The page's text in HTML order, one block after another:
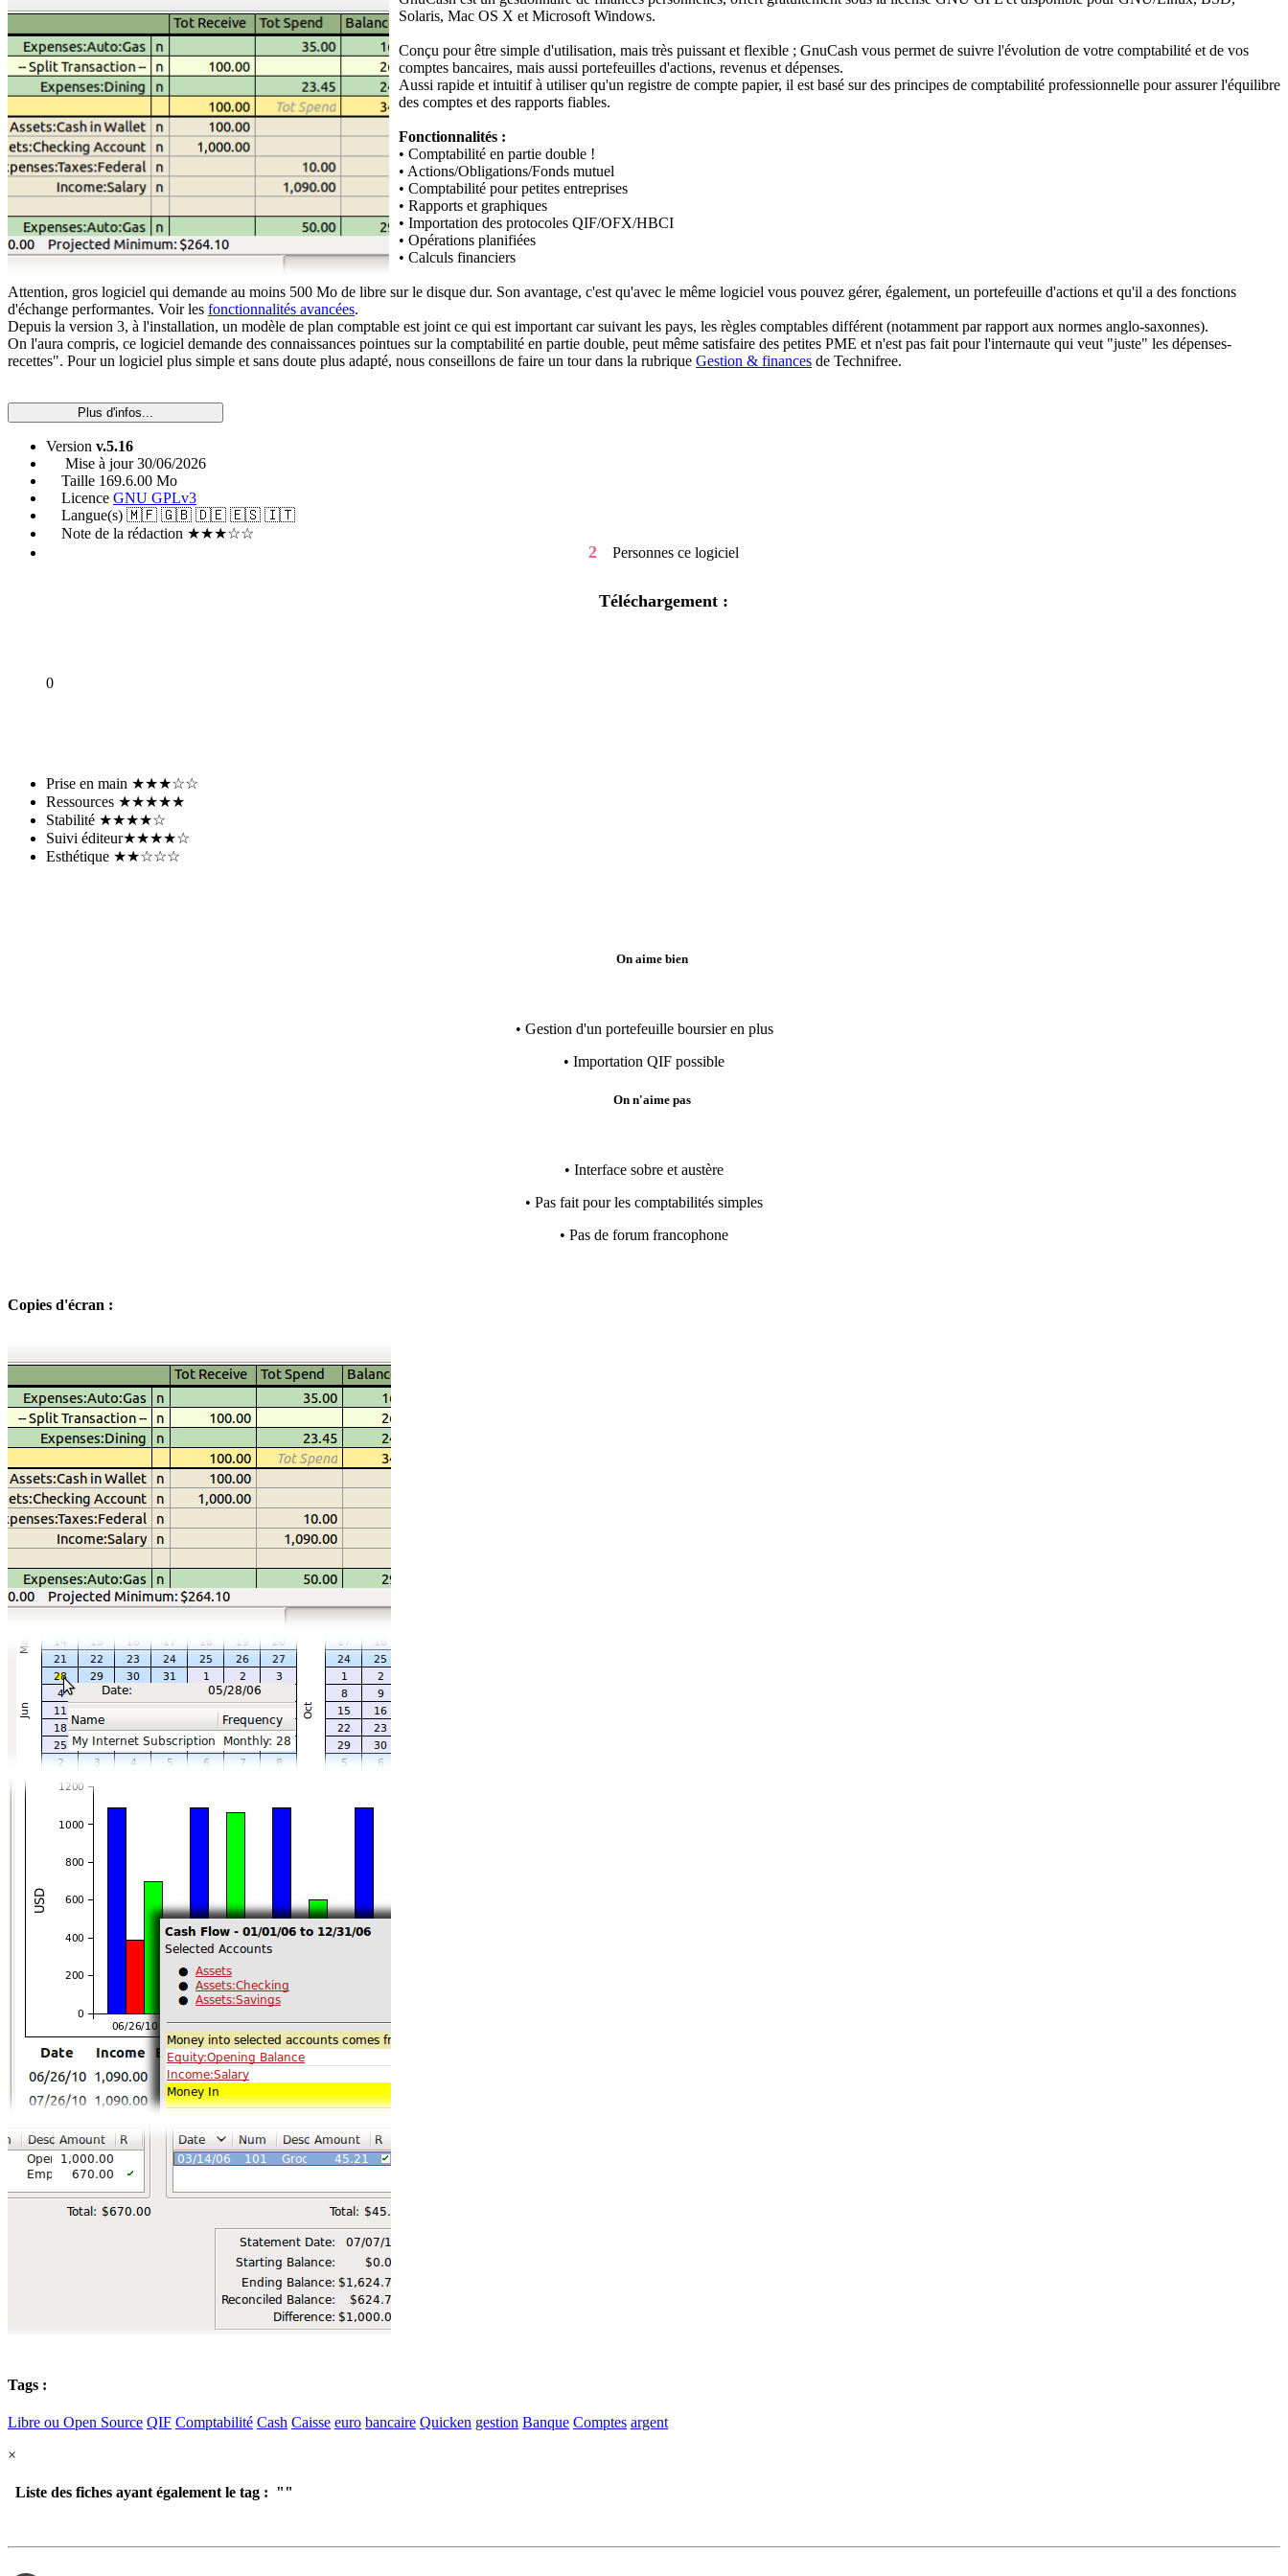
Solaris, Mac OS X et Microsoft Windows.
Conçu pour être simple d'utilisation, mais très puissant et flexible ; GnuCash vous permet de suivre l'évolution de votre comptabilité et de vos
comptes bancaires, mais aussi portefeuilles d'actions, revenus et dépenses.
Aussi rapide et intuitif à utiliser qu'un registre de compte papier, il est basé sur des principes de comptabilité professionnelle pour assurer l'équilibre
des comptes et des rapports fiables.
Fonctionnalités :
• Comptabilité en partie double !
• Actions/Obligations/Fonds mutuel
• Comptabilité pour petites entreprises
• Rapports et graphiques
• Importation des protocoles QIF/OFX/HBCI
• Opérations planifiées
• Calculs financiers
Attention, gros logiciel qui demande au moins 500 Mo de libre sur le disque dur. Son avantage, c'est qu'avec le même logiciel vous pouvez gérer, également, un portefeuille d'actions et qu'il a des fonctions
d'échange performantes. Voir les fonctionnalités avancées.
Depuis la version 3, à l'installation, un modèle de plan comptable est joint ce qui est important car suivant les pays, les règles comptables différent (notamment par rapport aux normes anglo-saxonnes).
On l'aura compris, ce logiciel demande des connaissances pointues sur la comptabilité en partie double, peut même satisfaire des petites PME et n'est pas fait pour l'internaute qui veut "juste" les dépenses-
recettes". Pour un logiciel plus simple et sans doute plus adapté, nous conseillons de faire un tour dans la rubrique Gestion & finances de Technifree.
Plus d'infos...
Version v.5.16
Mise à jour30/06/2026
Taille 169.6.00 Mo
Licence GNU GPLv3
Langue(s) 🇲🇫 🇬🇧 🇩🇪 🇪🇸 🇮🇹
Note de la rédaction ★★★☆☆
2Personnes ce logiciel
Téléchargement :
0
Prise en main ★★★☆☆
Ressources ★★★★★
Stabilité ★★★★☆
Suivi éditeur★★★★☆
Esthétique ★★☆☆☆
On aime bien
• Gestion d'un portefeuille boursier en plus
• Importation QIF possible
On n'aime pas
• Interface sobre et austère
• Pas fait pour les comptabilités simples
• Pas de forum francophone
Copies d'écran :
Tags :
Libre ou Open Source QIF Comptabilité Cash Caisse euro bancaire Quicken gestion Banque Comptes argent
×
Liste des fiches ayant également le tag : ""